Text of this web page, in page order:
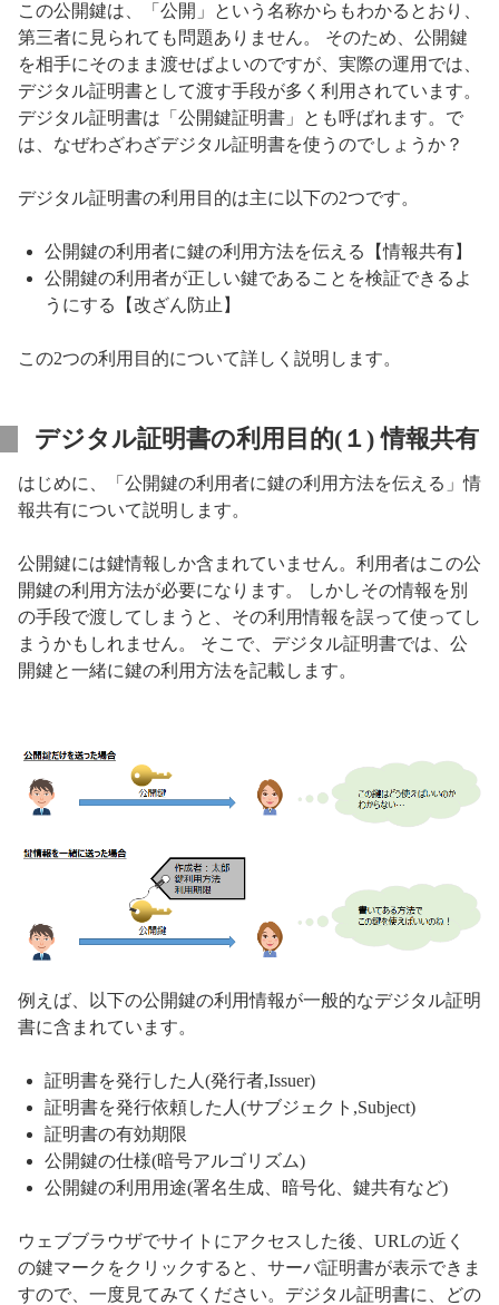
この公開鍵は、「公開」という名称からもわかるとおり、
第三者に見られても問題ありません。 そのため、公開鍵
を相手にそのまま渡せばよいのですが、実際の運用では、
デジタル証明書として渡す手段が多く利用されています。
デジタル証明書は「公開鍵証明書」とも呼ばれます。で
は、なぜわざわざデジタル証明書を使うのでしょうか？
デジタル証明書の利用目的は主に以下の2つです。
公開鍵の利用者に鍵の利用方法を伝える【情報共有】
公開鍵の利用者が正しい鍵であることを検証できるよ
うにする【改ざん防止】
この2つの利用目的について詳しく説明します。
デジタル証明書の利用目的(１) 情報共有
はじめに、「公開鍵の利用者に鍵の利用方法を伝える」情
報共有について説明します。
公開鍵には鍵情報しか含まれていません。利用者はこの公
開鍵の利用方法が必要になります。 しかしその情報を別
の手段で渡してしまうと、その利用情報を誤って使ってし
まうかもしれません。 そこで、デジタル証明書では、公
開鍵と一緒に鍵の利用方法を記載します。
例えば、以下の公開鍵の利用情報が一般的なデジタル証明
書に含まれています。
証明書を発行した人(発行者,Issuer)
証明書を発行依頼した人(サブジェクト,Subject)
証明書の有効期限
公開鍵の仕様(暗号アルゴリズム)
公開鍵の利用用途(署名生成、暗号化、鍵共有など)
ウェブブラウザでサイトにアクセスした後、URLの近く
の鍵マークをクリックすると、サーバ証明書が表示できま
すので、一度見てみてください。デジタル証明書に、どの